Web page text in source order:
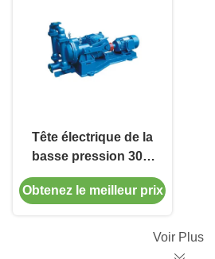
Tête électrique de la
basse pression 30m
de pompe à
diaphragme de la
Obtenez le meilleur prix
Voir Plus